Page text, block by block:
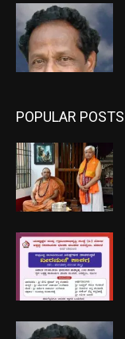
POPULAR POSTS